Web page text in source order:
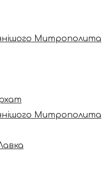
Митрополита
Митрополита